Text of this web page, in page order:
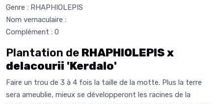
Genre : RHAPHIOLEPIS
Nom vernaculaire :
Complément : 0
Plantation de RHAPHIOLEPIS x
delacourii 'Kerdalo'
Faire un trou de 3 à 4 fois la taille de la motte. Plus la terre
sera ameublie, mieux se développeront les racines de la